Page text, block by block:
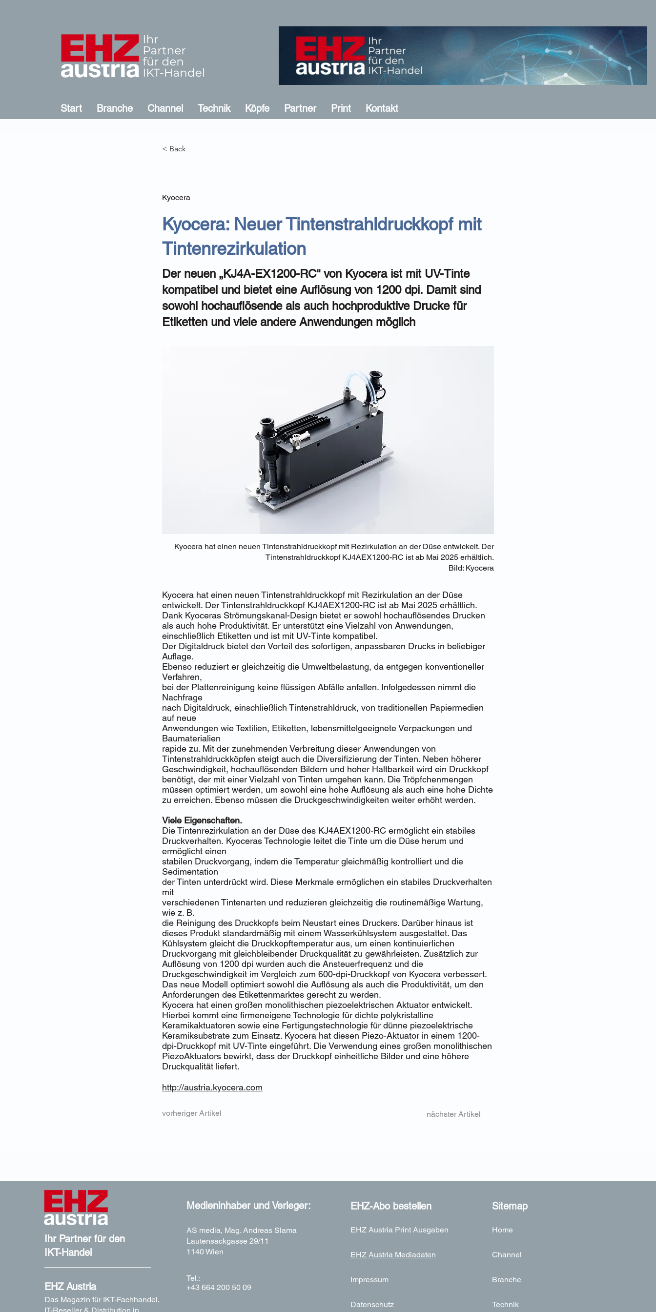
Start Branche Channel Technik Köpfe Partner Print Kontakt
< Back
Kyocera
Kyocera: Neuer Tintenstrahldruckkopf mit
Tintenrezirkulation
Der neuen „KJ4A-EX1200-RC“ von Kyocera ist mit UV-Tinte
kompatibel und bietet eine Auflösung von 1200 dpi. Damit sind
sowohl hochauflösende als auch hochproduktive Drucke für
Etiketten und viele andere Anwendungen möglich
Kyocera hat einen neuen Tintenstrahldruckkopf mit Rezirkulation an der Düse entwickelt. Der
Tintenstrahldruckkopf KJ4AEX1200-RC ist ab Mai 2025 erhältlich.
Bild: Kyocera
Kyocera hat einen neuen Tintenstrahldruckkopf mit Rezirkulation an der Düse
entwickelt. Der Tintenstrahldruckkopf KJ4AEX1200-RC ist ab Mai 2025 erhältlich.
Dank Kyoceras Strömungskanal-Design bietet er sowohl hochauflösendes Drucken
als auch hohe Produktivität. Er unterstützt eine Vielzahl von Anwendungen,
einschließlich Etiketten und ist mit UV-Tinte kompatibel.
Der Digitaldruck bietet den Vorteil des sofortigen, anpassbaren Drucks in beliebiger
Auflage.
Ebenso reduziert er gleichzeitig die Umweltbelastung, da entgegen konventioneller
Verfahren,
bei der Plattenreinigung keine flüssigen Abfälle anfallen. Infolgedessen nimmt die
Nachfrage
nach Digitaldruck, einschließlich Tintenstrahldruck, von traditionellen Papiermedien
auf neue
Anwendungen wie Textilien, Etiketten, lebensmittelgeeignete Verpackungen und
Baumaterialien
rapide zu. Mit der zunehmenden Verbreitung dieser Anwendungen von
Tintenstrahldruckköpfen steigt auch die Diversifizierung der Tinten. Neben höherer
Geschwindigkeit, hochauflösenden Bildern und hoher Haltbarkeit wird ein Druckkopf
benötigt, der mit einer Vielzahl von Tinten umgehen kann. Die Tröpfchenmengen
müssen optimiert werden, um sowohl eine hohe Auflösung als auch eine hohe Dichte
zu erreichen. Ebenso müssen die Druckgeschwindigkeiten weiter erhöht werden.
Viele Eigenschaften.
Die Tintenrezirkulation an der Düse des KJ4AEX1200-RC ermöglicht ein stabiles
Druckverhalten. Kyoceras Technologie leitet die Tinte um die Düse herum und
ermöglicht einen
stabilen Druckvorgang, indem die Temperatur gleichmäßig kontrolliert und die
Sedimentation
der Tinten unterdrückt wird. Diese Merkmale ermöglichen ein stabiles Druckverhalten
mit
verschiedenen Tintenarten und reduzieren gleichzeitig die routinemäßige Wartung,
wie z. B.
die Reinigung des Druckkopfs beim Neustart eines Druckers. Darüber hinaus ist
dieses Produkt standardmäßig mit einem Wasserkühlsystem ausgestattet. Das
Kühlsystem gleicht die Druckkopftemperatur aus, um einen kontinuierlichen
Druckvorgang mit gleichbleibender Druckqualität zu gewährleisten. Zusätzlich zur
Auflösung von 1200 dpi wurden auch die Ansteuerfrequenz und die
Druckgeschwindigkeit im Vergleich zum 600-dpi-Druckkopf von Kyocera verbessert.
Das neue Modell optimiert sowohl die Auflösung als auch die Produktivität, um den
Anforderungen des Etikettenmarktes gerecht zu werden.
Kyocera hat einen großen monolithischen piezoelektrischen Aktuator entwickelt.
Hierbei kommt eine firmeneigene Technologie für dichte polykristalline
Keramikaktuatoren sowie eine Fertigungstechnologie für dünne piezoelektrische
Keramiksubstrate zum Einsatz. Kyocera hat diesen Piezo-Aktuator in einem 1200-
dpi-Druckkopf mit UV-Tinte eingeführt. Die Verwendung eines großen monolithischen
PiezoAktuators bewirkt, dass der Druckkopf einheitliche Bilder und eine höhere
Druckqualität liefert.
http://austria.kyocera.com
vorheriger Artikel nächster Artikel
Ihr Partner für den
IKT-Handel
EHZ Austria
Das Magazin für IKT-Fachhandel,
Medieninhaber und Verleger:
AS media, Mag. Andreas Slama
Lautensackgasse 29/11
1140 Wien
Tel.:
+43 664 200 50 09
EHZ-Abo bestellen
EHZ Austria Print Ausgaben
EHZ Austria Mediadaten
Impressum
Datenschutz
Sitemap
Home
Channel
Branche
Technik